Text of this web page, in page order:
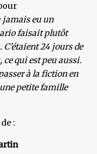
jamais eu un
faisait plutôt
C’étaient 24 jours de
ce qui est peu aussi.
à la fiction en
petite famille
de :